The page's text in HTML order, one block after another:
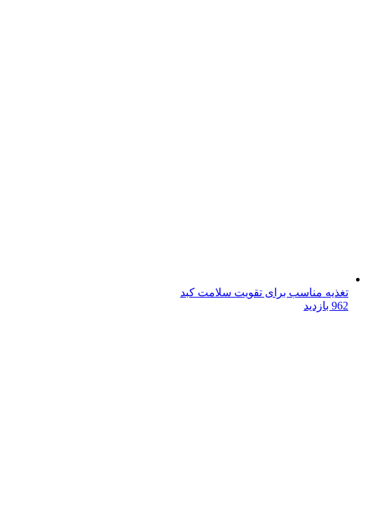
تغذیه مناسب برای تقویت سلامت کبد
962 بازدید